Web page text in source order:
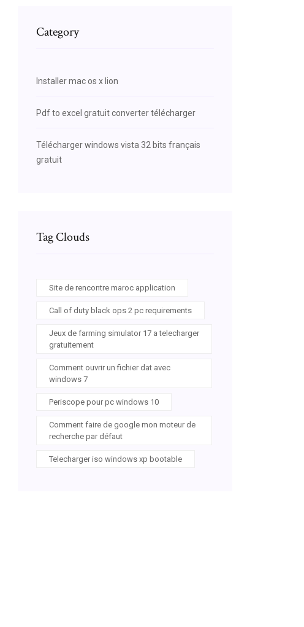
Category
Installer mac os x lion
Pdf to excel gratuit converter télécharger
Télécharger windows vista 32 bits français
gratuit
Tag Clouds
Site de rencontre maroc application
Call of duty black ops 2 pc requirements
Jeux de farming simulator 17 a telecharger
gratuitement
Comment ouvrir un fichier dat avec
windows 7
Periscope pour pc windows 10
Comment faire de google mon moteur de
recherche par défaut
Telecharger iso windows xp bootable